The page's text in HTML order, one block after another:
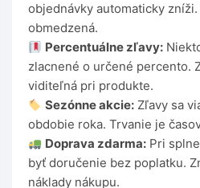
objednávky automaticky
obmedzená.
Percentuálne zľavy:
zlacnené o určené percento.
viditeľná pri produkte.
Sezónne akcie: Zľavy sa
obdobie roka. Trvanie je
Doprava zdarma: Pri
byť doručenie bez poplatku.
náklady nákupu.